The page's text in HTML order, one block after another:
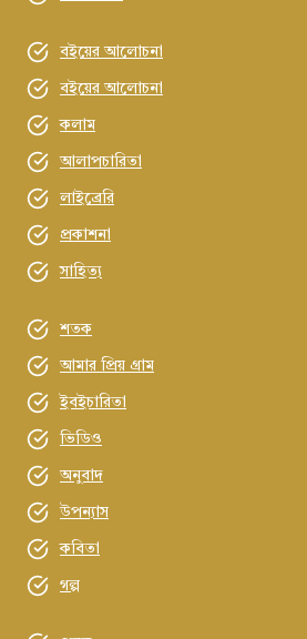
বইয়ের আলোচনা
বইয়ের আলোচনা
কলাম
আলাপচারিতা
লাইব্রেরি
প্রকাশনা
সাহিত্য
শতক
আমার প্রিয় গ্রাম
ইবইচারিতা
ভিডিও
অনুবাদ
উপন্যাস
কবিতা
গল্প